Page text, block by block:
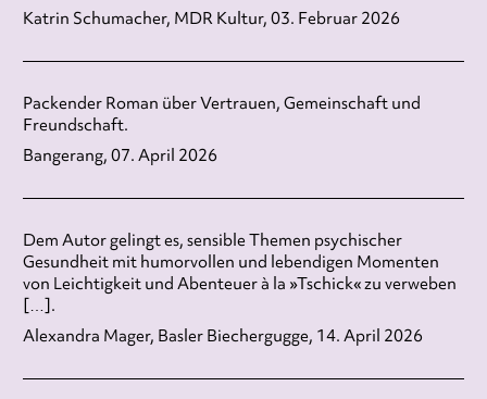
Katrin Schumacher, MDR Kultur, 03. Februar 2026
Packender Roman über Vertrauen, Gemeinschaft und
Freundschaft.
Bangerang, 07. April 2026
Dem Autor gelingt es, sensible Themen psychischer
Gesundheit mit humorvollen und lebendigen Momenten
von Leichtigkeit und Abenteuer à la »Tschick« zu verweben
[…].
Alexandra Mager, Basler Biechergugge, 14. April 2026